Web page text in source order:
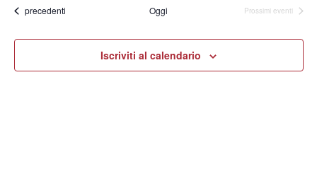
data.
Eventi
precedenti Oggi Prossimi eventi
Iscriviti al calendario